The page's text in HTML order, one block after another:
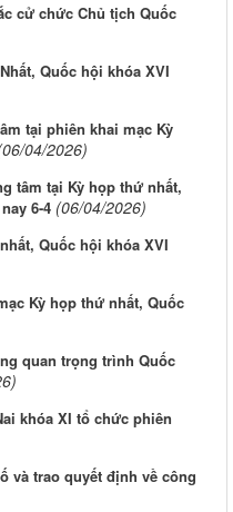
cử chức Chủ tịch Quốc
Quốc hội khóa XVI
tại phiên khai mạc Kỳ
04/2026)
tâm tại Kỳ họp thứ nhất,
6-4 (06/04/2026)
Quốc hội khóa XVI
Kỳ họp thứ nhất, Quốc
quan trọng trình Quốc
khóa XI tổ chức phiên
và trao quyết định về công